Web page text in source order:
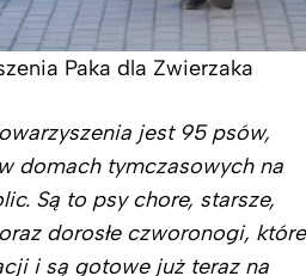
Paka dla Zwierzaka
jest 95 psów,
domach tymczasowych na
Są to psy chore, starsze,
dorosłe czworonogi, które
i są gotowe już teraz na